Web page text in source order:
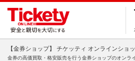
【金券ショップ】 チケッティ オンラインショ
金券の高価買取・格安販売を行う金券ショップのオンラ